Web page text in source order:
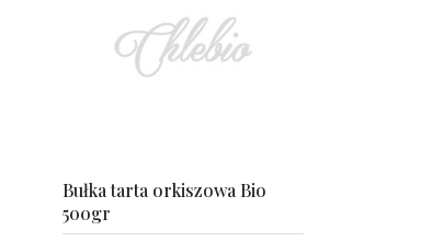
Bułka tarta orkiszowa Bio
500gr